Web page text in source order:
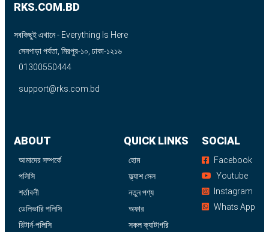
RKS.COM.BD
সবকিছুই এখানে - Everything Is Here
সেনপাড়া পর্বতা, মিরপুর-১০, ঢাকা-১২১৬
01300550444
support@rks.com.bd
ABOUT
আমাদের সম্পর্কে
পলিসি
শর্তাবলী
ডেলিভারি পলিসি
রিটার্ন-পলিসি
QUICK LINKS
হোম
ফ্ল্যাশ সেল
নতুন পণ্য
অফার
সকল ক্যাটাগরি
SOCIAL
Facebook
Youtube
Instagram
Whats App